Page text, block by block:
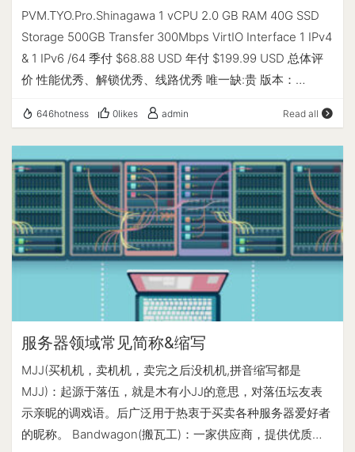
----------------------- 以下测试的解锁地区是准确的，但
是不是完整解锁的判断可能有误，这方面仅作参考使用…
(4.7k) | 299.25 MB/s (4.6k) Total | 38.36 MB/s (9.5k) |
596.88 MB/s (9.3k) | | Block Size | 512k (IOPS) | 1m
(IOPS) ------ | --- ---- | ---- ---- Read | 1.02 GB/s (1.9k)
| 1.01 GB/s (988) Write | 1.07 GB/s (2.0k) | 1.07 GB/s (1.0k)
Total | 2.09 GB/s (4.0k) | 2.09 GB/s (2.0k) iperf3 Network
Speed Tests (IPv4): ---------------------------------
Ping ----- | ----- | ---- | ---- | ---- Clouvider | London,
UK (10G) | 28.8 Mbits/sec | busy | 137 ms Scaleway |
Paris, FR (10G) | busy…
PVM.TYO.Pro.Shinagawa
PVM.TYO.Pro.Shinagawa 1 vCPU 2.0 GB RAM 40G SSD
Storage 500GB Transfer 300Mbps VirtIO Interface 1 IPv4
& 1 IPv6 /64 季付 $68.88 USD 年付 $199.99 USD 总体评
价 性能优秀、解锁优秀、线路优秀 唯一缺:贵 版本：
---------------基础信息查询--感谢所有开源项目---------
------------ CPU 型号 : AMD EPYC 7402P 24-Core
Processor CPU 核心数 : 1 CPU 频率 : 2794.750 MHz CPU
缓存 : L1: 128.00 KB / L2: 512.00 KB / L3: 16.00 MB 硬盘
空间 : 1.82 GiB / 39.21 GiB 启动盘路径 : /dev/vda1 内存 :
189.49 MiB / 1.94 GiB Swap : [ no swap partition or swap
file detected ] 系统在线时间 : 0 days, 12 hour 15 min 负载
: 1.26, 0.52, 0.20 系统 : Debian GNU/Linux 11 (bullseye)
(x86_64) AES-NI指令集 : ✔ Enabled VM-x/AMD-V支持 :
✔ Enabled 架构 : x86_64 (64 Bit) 内核 : 5.10.0-16-amd64
TCP加速方式 : bbr 虚拟化架构 : KVM NAT类型 : 开放型
Tokyo / Tokyo / JP IPV6 ASN : AS906 DMIT IPV6 位置 :
Tokyo / Tokyo ---------------------CPU测试--感谢
lemonbench开源------------------------ -> CPU 测试中
(Fast Mode, 1-Pass @ 5sec) 1 线程测试(1核)得分: 1590
646hotness 0likes admin Read all
服务器领域常见简称&缩写
MJJ(买机机，卖机机，卖完之后没机机,拼音缩写都是
MJJ)：起源于落伍，就是木有小JJ的意思，对落伍坛友表
示亲昵的调戏语。后广泛用于热衷于买卖各种服务器爱好者
的昵称。 Bandwagon(搬瓦工)：一家供应商，提供优质